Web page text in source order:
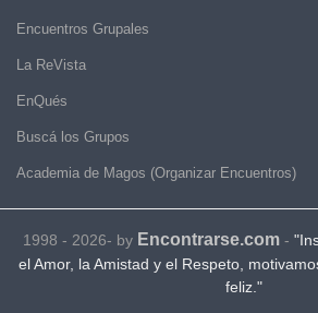
Encuentros Grupales
La ReVista
EnQués
Buscá los Grupos
Academia de Magos (Organizar Encuentros)
1998 - 2026- by Encontrarse.com-
el Amor, la Amistad y el Respeto,
feliz."